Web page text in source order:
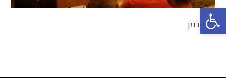
פתח סרגל נגישות
ברק רוזן